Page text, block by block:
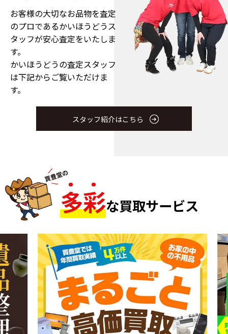
お客様の大切なお品物を査定
のプロであるかいほうどうス
タッフが安心査定をいたしま
す。
かいほうどうの査定スタッフ
は下記からご覧いただけま
す。
スタッフ紹介はこちら
多彩な買取サービス